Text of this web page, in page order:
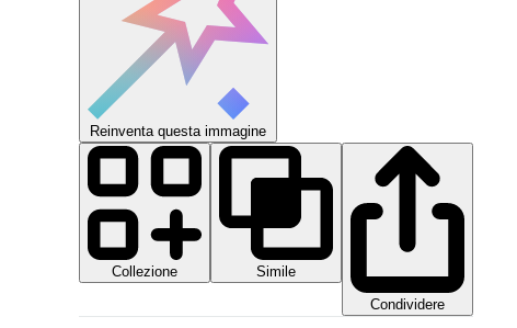
Reinventa questa immagine
Collezione
Simile
Condividere